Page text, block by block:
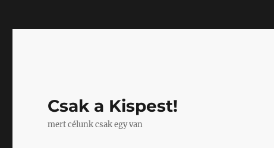
Csak a Kispest!
mert célunk csak egy van